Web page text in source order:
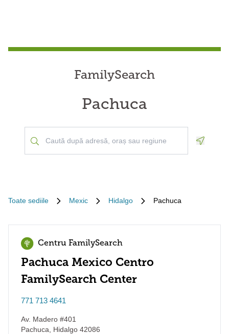
FamilySearch
Pachuca
Toate sediile Mexic Hidalgo Pachuca
Centru FamilySearch
Pachuca Mexico Centro
FamilySearch Center
771 713 4641
Av. Madero #401
Pachuca
Hidalgo 42086